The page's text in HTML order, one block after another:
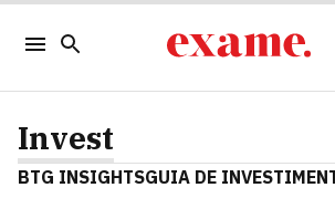
Invest
BTG INSIGHTSGUIA DE